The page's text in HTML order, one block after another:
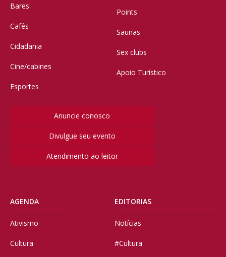
Bares
Cafés
Cidadania
Cine/cabines
Esportes
Points
Saunas
Sex clubs
Apoio Turístico
Anuncie conosco
Divulgue seu evento
Atendimento ao leitor
AGENDA
Ativismo
Cultura
EDITORIAS
Notícias
#Cultura